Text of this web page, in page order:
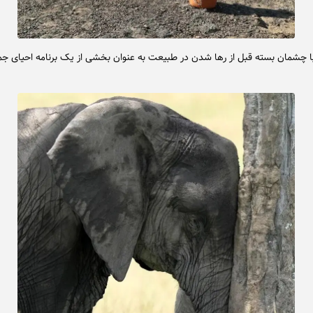
چشمان بسته قبل از رها شدن در طبیعت به عنوان بخشی از یک برنامه احیای